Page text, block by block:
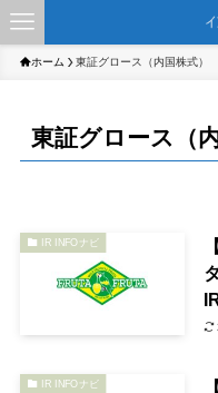
ホーム 東証グロース（内国株式）
東証グロース（
IR INFOナビ
IR INFOナビ